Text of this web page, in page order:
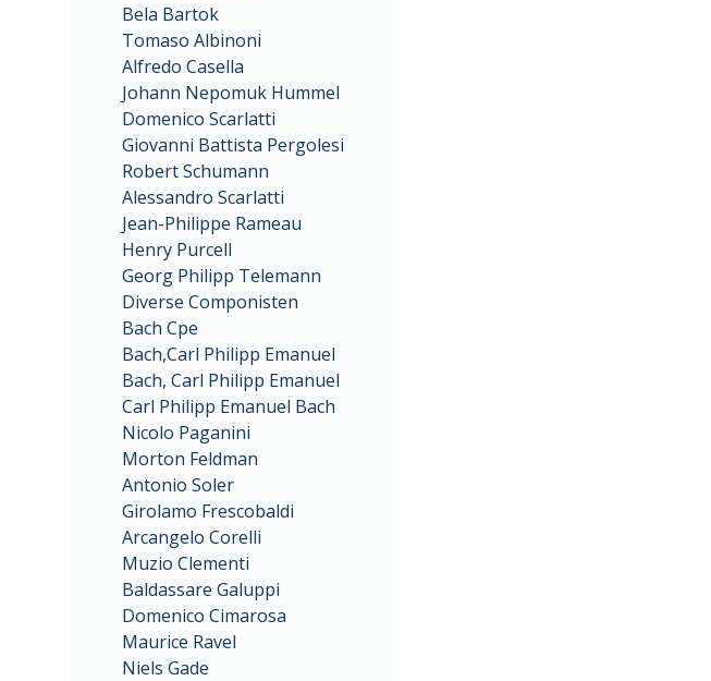
Bela Bartok
Tomaso Albinoni
Alfredo Casella
Johann Nepomuk Hummel
Domenico Scarlatti
Giovanni Battista Pergolesi
Robert Schumann
Alessandro Scarlatti
Jean-Philippe Rameau
Henry Purcell
Georg Philipp Telemann
Diverse Componisten
Bach Cpe
Bach,Carl Philipp Emanuel
Bach, Carl Philipp Emanuel
Carl Philipp Emanuel Bach
Nicolo Paganini
Morton Feldman
Antonio Soler
Girolamo Frescobaldi
Arcangelo Corelli
Muzio Clementi
Baldassare Galuppi
Domenico Cimarosa
Maurice Ravel
Niels Gade